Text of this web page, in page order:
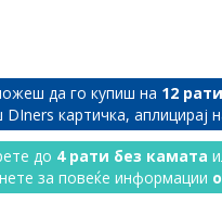
да го купиш на 12
картичка, аплицирај
до 4 рати без камата
за повеќе информации